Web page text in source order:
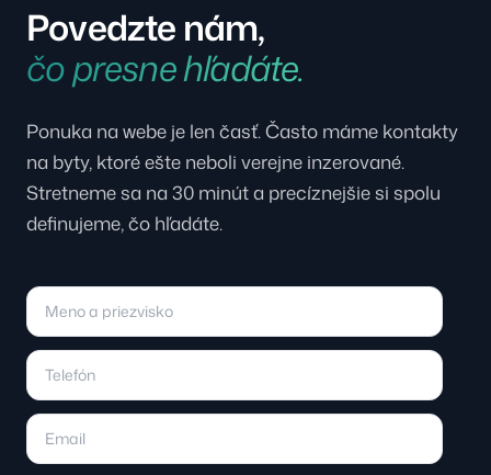
Povedzte nám,
čo presne hľadáte.
Ponuka na webe je len časť. Často máme kontakty
na byty, ktoré ešte neboli verejne inzerované.
Stretneme sa na 30 minút a precíznejšie si spolu
definujeme, čo hľadáte.